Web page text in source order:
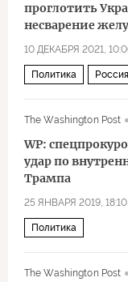
проглотить
несварение
10 ДЕКАБРЯ 2021,
Политика Россия
The Washington Post
WP:
удар по
Трампа
25 ЯНВАРЯ 2019, 18:10
Политика
The Washington Post